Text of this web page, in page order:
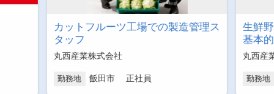
カットフルーツ工場での製造管理ス
タッフ
丸西産業株式会社
勤務地 飯田市 正社員
生鮮
基本
丸西産
勤務地